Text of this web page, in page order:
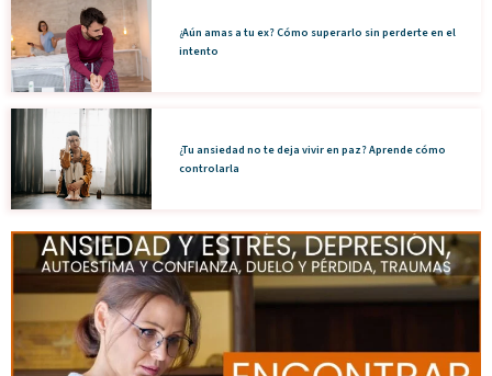
¿Aún amas a tu ex? Cómo superarlo sin perderte en el
intento
¿Tu ansiedad no te deja vivir en paz? Aprende cómo
controlarla